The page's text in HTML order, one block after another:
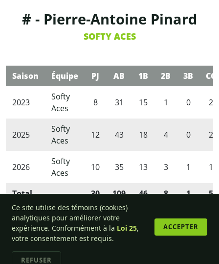
# - Pierre-Antoine Pinard
SOFTY ACES
Saison Équipe PJ AB 1B 2B 3B CC
2023
Softy
Aces
8 31 15 1 0 2
2025
Softy
Aces
12 43 18 4 0 2
2026
Softy
Aces
10 35 13 3 1 1
Total - 30 109 46 8 1 5
© 2013-2026 Ligue de balle-molle amicale de l'Outaouais.
Ce site utilise des témoins (cookies)
analytiques pour améliorer votre
expérience. Conformément à la Loi 25,
votre consentement est requis.
ACCEPTER
REFUSER